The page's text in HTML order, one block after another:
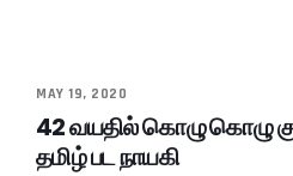
MAY 19, 2020
42 வயதில் கொழு கொழு
தமிழ் பட நாயகி